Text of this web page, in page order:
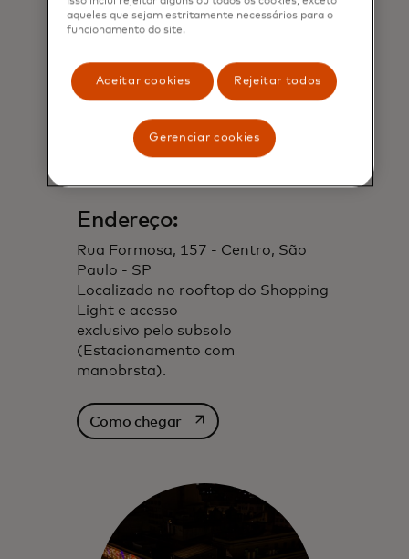
Endereço:
Rua Formosa, 157 - Centro, São
Paulo - SP
Localizado no rooftop do Shopping
Light e acesso
exclusivo pelo subsolo
(Estacionamento com
manobrsta).
Como chegarabre em uma nova guia
aqueles que sejam estritamente necessários para o
funcionamento do site.
Aceitar cookies Rejeitar todos
Gerenciar cookies